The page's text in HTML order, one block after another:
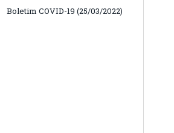
Boletim COVID-19 (25/03/2022)